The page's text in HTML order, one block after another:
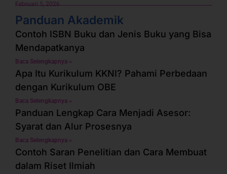
Februari 5, 2026
Panduan Akademik
Contoh ISBN Buku dan Jenis Buku yang Bisa
Mendapatkanya
Baca Selengkapnya »
Apa Itu Kurikulum KKNI? Pahami Perbedaan
dengan Kurikulum OBE
Baca Selengkapnya »
Panduan Lengkap Cara Menjadi Asesor:
Syarat dan Alur Prosesnya
Baca Selengkapnya »
Contoh Saran Penelitian dan Cara Membuat
dalam Riset Ilmiah